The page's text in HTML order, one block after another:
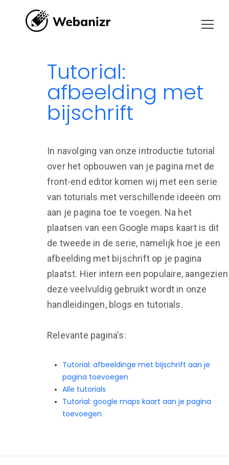
Tutorial:
afbeelding met
bijschrift
In navolging van onze introductie tutorial
over het opbouwen van je pagina met de
front-end editor komen wij met een serie
van toturials met verschillende ideeën om
aan je pagina toe te voegen. Na het
plaatsen van een Google maps kaart is dit
de tweede in de serie, namelijk hoe je een
afbeelding met bijschrift op je pagina
plaatst. Hier intern een populaire, aangezien
deze veelvuldig gebruikt wordt in onze
handleidingen, blogs en tutorials.
Relevante pagina's:
Tutorial: afbeeldinge met bijschrift aan je
pagina toevoegen
Alle tutorials
Tutorial: google maps kaart aan je pagina
toevoegen